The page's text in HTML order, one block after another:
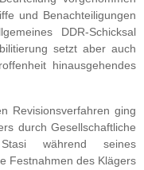
und Benachteiligungen
DDR-Schicksal
setzt aber auch
hinausgehendes
Revisionsverfahren ging
durch Gesellschaftliche
während seines
Festnahmen des Klägers